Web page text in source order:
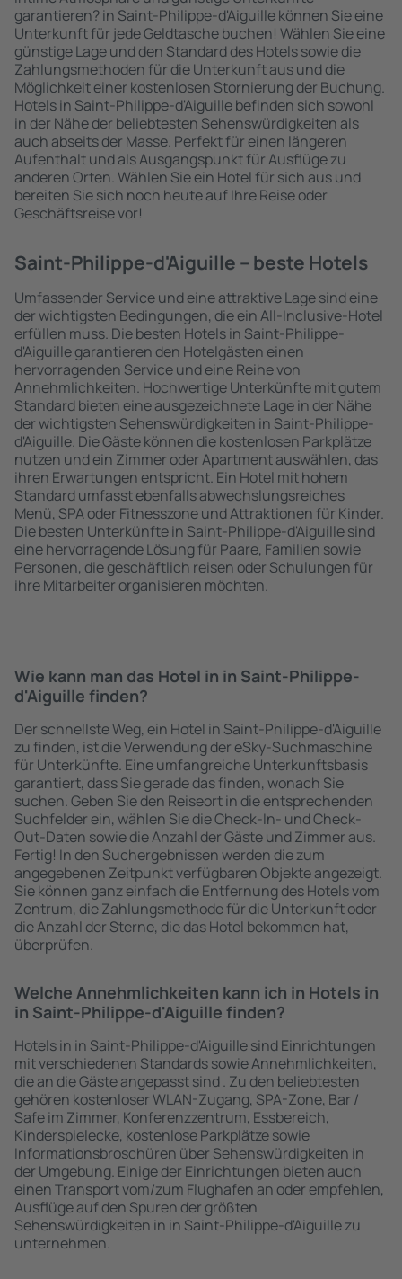
garantieren? in Saint-Philippe-d'Aiguille können Sie eine
Unterkunft für jede Geldtasche buchen! Wählen Sie eine
günstige Lage und den Standard des Hotels sowie die
Zahlungsmethoden für die Unterkunft aus und die
Möglichkeit einer kostenlosen Stornierung der Buchung.
Hotels in Saint-Philippe-d'Aiguille befinden sich sowohl
in der Nähe der beliebtesten Sehenswürdigkeiten als
auch abseits der Masse. Perfekt für einen längeren
Aufenthalt und als Ausgangspunkt für Ausflüge zu
anderen Orten. Wählen Sie ein Hotel für sich aus und
bereiten Sie sich noch heute auf Ihre Reise oder
Geschäftsreise vor!
Saint-Philippe-d'Aiguille – beste Hotels
Umfassender Service und eine attraktive Lage sind eine
der wichtigsten Bedingungen, die ein All-Inclusive-Hotel
erfüllen muss. Die besten Hotels in Saint-Philippe-
d'Aiguille garantieren den Hotelgästen einen
hervorragenden Service und eine Reihe von
Annehmlichkeiten. Hochwertige Unterkünfte mit gutem
Standard bieten eine ausgezeichnete Lage in der Nähe
der wichtigsten Sehenswürdigkeiten in Saint-Philippe-
d'Aiguille. Die Gäste können die kostenlosen Parkplätze
nutzen und ein Zimmer oder Apartment auswählen, das
ihren Erwartungen entspricht. Ein Hotel mit hohem
Standard umfasst ebenfalls abwechslungsreiches
Menü, SPA oder Fitnesszone und Attraktionen für Kinder.
Die besten Unterkünfte in Saint-Philippe-d'Aiguille sind
eine hervorragende Lösung für Paare, Familien sowie
Personen, die geschäftlich reisen oder Schulungen für
ihre Mitarbeiter organisieren möchten.
Wie kann man das Hotel in in Saint-Philippe-
d'Aiguille finden?
Der schnellste Weg, ein Hotel in Saint-Philippe-d'Aiguille
zu finden, ist die Verwendung der eSky-Suchmaschine
für Unterkünfte. Eine umfangreiche Unterkunftsbasis
garantiert, dass Sie gerade das finden, wonach Sie
suchen. Geben Sie den Reiseort in die entsprechenden
Suchfelder ein, wählen Sie die Check-In- und Check-
Out-Daten sowie die Anzahl der Gäste und Zimmer aus.
Fertig! In den Suchergebnissen werden die zum
angegebenen Zeitpunkt verfügbaren Objekte angezeigt.
Sie können ganz einfach die Entfernung des Hotels vom
Zentrum, die Zahlungsmethode für die Unterkunft oder
die Anzahl der Sterne, die das Hotel bekommen hat,
überprüfen.
Welche Annehmlichkeiten kann ich in Hotels in
in Saint-Philippe-d'Aiguille finden?
Hotels in in Saint-Philippe-d'Aiguille sind Einrichtungen
mit verschiedenen Standards sowie Annehmlichkeiten,
die an die Gäste angepasst sind . Zu den beliebtesten
gehören kostenloser WLAN-Zugang, SPA-Zone, Bar /
Safe im Zimmer, Konferenzzentrum, Essbereich,
Kinderspielecke, kostenlose Parkplätze sowie
Informationsbroschüren über Sehenswürdigkeiten in
der Umgebung. Einige der Einrichtungen bieten auch
einen Transport vom/zum Flughafen an oder empfehlen,
Ausflüge auf den Spuren der größten
Sehenswürdigkeiten in in Saint-Philippe-d'Aiguille zu
unternehmen.